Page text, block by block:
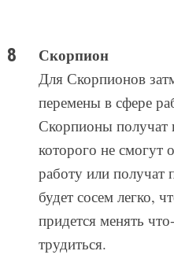
Скорпион
Для Скорпионов
перемены в сфере
Скорпионы получат
которого не смогут
работу или
будет сосем легко,
придется менять
трудиться.